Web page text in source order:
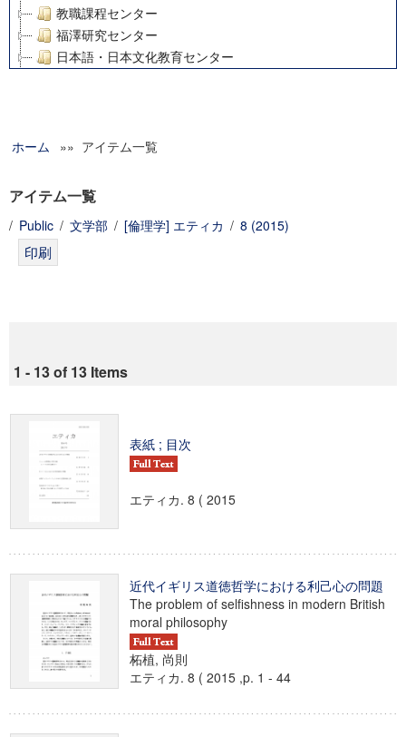
教職課程センター
福澤研究センター
日本語・日本文化教育センター
グローバルリサーチインスティテュート
科学研究費補助金研究成果報告書
慶應義塾大学グローバルCOEプログラム市民社会ガバナンス
ホーム »» アイテム一覧
アイテム一覧
/ Public / 文学部 / [倫理学] エティカ / 8 (2015)
1 - 13 of 13 Items
表紙 ; 目次
エティカ. 8 ( 2015
近代イギリス道徳哲学における利己心の問題
The problem of selfishness in modern British
moral philosophy
柘植, 尚則
エティカ. 8 ( 2015 ,p. 1 - 44